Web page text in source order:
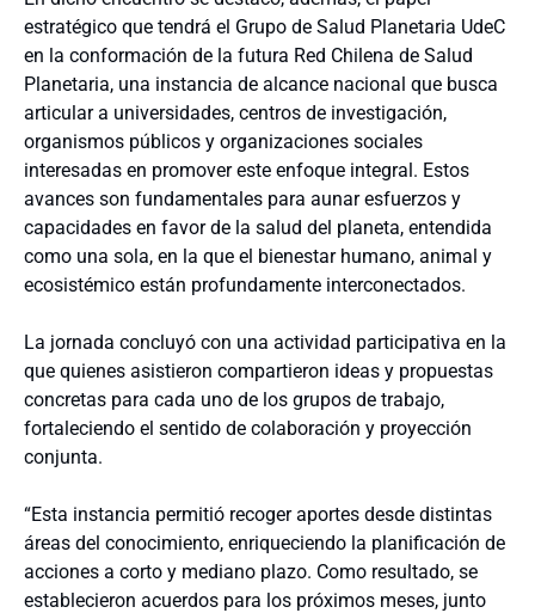
estratégico que tendrá el Grupo de Salud Planetaria UdeC
en la conformación de la futura Red Chilena de Salud
Planetaria, una instancia de alcance nacional que busca
articular a universidades, centros de investigación,
organismos públicos y organizaciones sociales
interesadas en promover este enfoque integral. Estos
avances son fundamentales para aunar esfuerzos y
capacidades en favor de la salud del planeta, entendida
como una sola, en la que el bienestar humano, animal y
ecosistémico están profundamente interconectados.
La jornada concluyó con una actividad participativa en la
que quienes asistieron compartieron ideas y propuestas
concretas para cada uno de los grupos de trabajo,
fortaleciendo el sentido de colaboración y proyección
conjunta.
“Esta instancia permitió recoger aportes desde distintas
áreas del conocimiento, enriqueciendo la planificación de
acciones a corto y mediano plazo. Como resultado, se
establecieron acuerdos para los próximos meses, junto